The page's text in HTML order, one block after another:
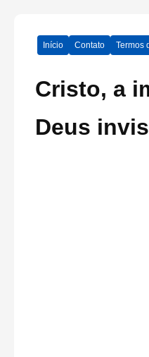
Início Contato Termos
Cristo, a
Deus